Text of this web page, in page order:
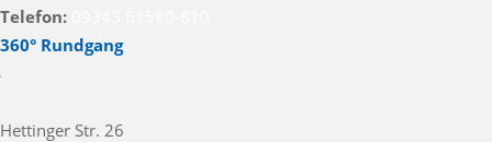
Telefon:
360° Rundgang
Hettinger Str. 26